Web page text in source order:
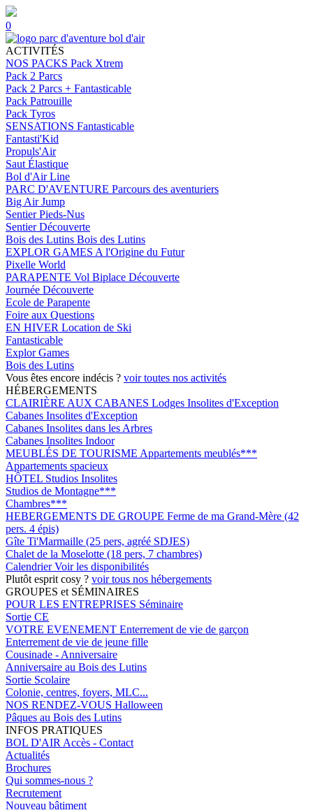
0
ACTIVITÉS
NOS PACKS Pack Xtrem
Pack 2 Parcs
Pack 2 Parcs + Fantasticable
Pack Patrouille
Pack Tyros
SENSATIONS Fantasticable
Fantasti'Kid
Propuls'Air
Saut Élastique
Bol d'Air Line
PARC D'AVENTURE Parcours des aventuriers
Big Air Jump
Sentier Pieds-Nus
Sentier Découverte
Bois des Lutins Bois des Lutins
EXPLOR GAMES A l'Origine du Futur
Pixelle World
PARAPENTE Vol Biplace Découverte
Journée Découverte
Ecole de Parapente
Foire aux Questions
EN HIVER Location de Ski
Fantasticable
Explor Games
Bois des Lutins
Vous êtes encore indécis ? voir toutes nos activités
HÉBERGEMENTS
CLAIRIÈRE AUX CABANES Lodges Insolites d'Exception
Cabanes Insolites d'Exception
Cabanes Insolites dans les Arbres
Cabanes Insolites Indoor
MEUBLÉS DE TOURISME Appartements meublés***
Appartements spacieux
HÔTEL Studios Insolites
Studios de Montagne***
Chambres***
HEBERGEMENTS DE GROUPE Ferme de ma Grand-Mère (42
pers. 4 épis)
Gîte Ti'Marmaille (25 pers, agréé SDJES)
Chalet de la Moselotte (18 pers, 7 chambres)
CalendrierVoir les disponibilités
Plutôt esprit cosy ? voir tous nos hébergements
GROUPES et SÉMINAIRES
POUR LES ENTREPRISES Séminaire
Sortie CE
VOTRE EVENEMENT Enterrement de vie de garçon
Enterrement de vie de jeune fille
Cousinade - Anniversaire
Anniversaire au Bois des Lutins
Sortie Scolaire
Colonie, centres, foyers, MLC...
NOS RENDEZ-VOUS Halloween
Pâques au Bois des Lutins
INFOS PRATIQUES
BOL D'AIR Accès - Contact
Actualités
Brochures
Qui sommes-nous ?
Recrutement
Nouveau bâtiment